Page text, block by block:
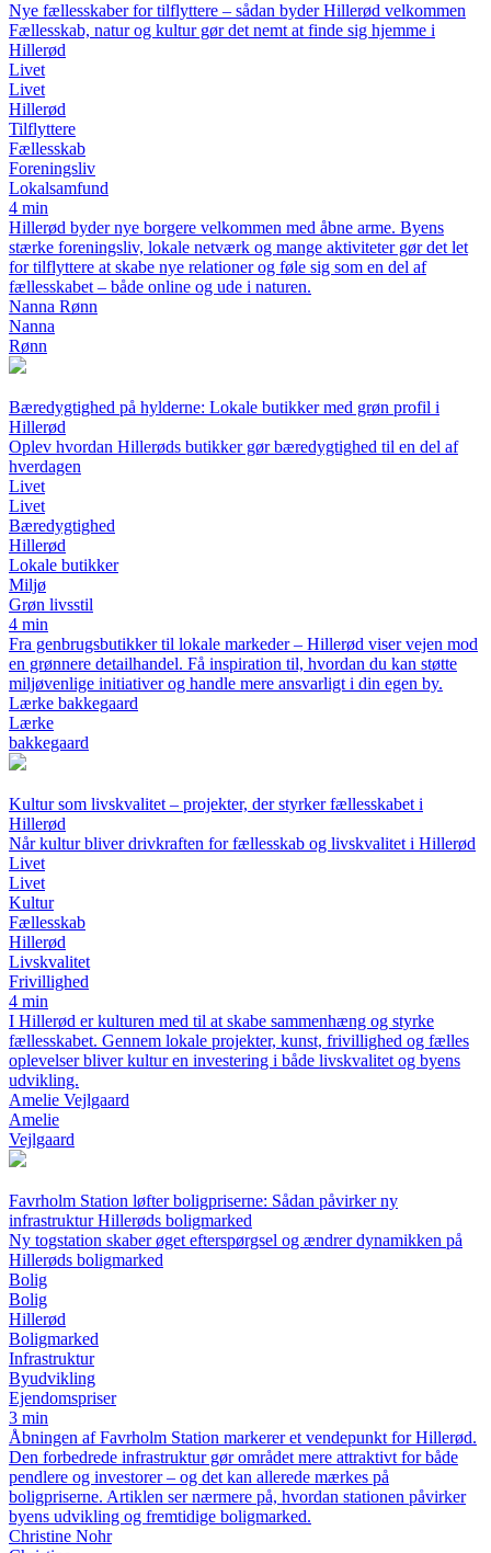
Nye fællesskaber for tilflyttere – sådan byder Hillerød velkommen
Fællesskab, natur og kultur gør det nemt at finde sig hjemme i
Hillerød
Livet
Livet
Hillerød
Tilflyttere
Fællesskab
Foreningsliv
Lokalsamfund
4 min
Hillerød byder nye borgere velkommen med åbne arme. Byens
stærke foreningsliv, lokale netværk og mange aktiviteter gør det let
for tilflyttere at skabe nye relationer og føle sig som en del af
fællesskabet – både online og ude i naturen.
Nanna Rønn
Nanna
Rønn
Bæredygtighed på hylderne: Lokale butikker med grøn profil i
Hillerød
Oplev hvordan Hillerøds butikker gør bæredygtighed til en del af
hverdagen
Livet
Livet
Bæredygtighed
Hillerød
Lokale butikker
Miljø
Grøn livsstil
4 min
Fra genbrugsbutikker til lokale markeder – Hillerød viser vejen mod
en grønnere detailhandel. Få inspiration til, hvordan du kan støtte
miljøvenlige initiativer og handle mere ansvarligt i din egen by.
Lærke bakkegaard
Lærke
bakkegaard
Kultur som livskvalitet – projekter, der styrker fællesskabet i
Hillerød
Når kultur bliver drivkraften for fællesskab og livskvalitet i Hillerød
Livet
Livet
Kultur
Fællesskab
Hillerød
Livskvalitet
Frivillighed
4 min
I Hillerød er kulturen med til at skabe sammenhæng og styrke
fællesskabet. Gennem lokale projekter, kunst, frivillighed og fælles
oplevelser bliver kultur en investering i både livskvalitet og byens
udvikling.
Amelie Vejlgaard
Amelie
Vejlgaard
Favrholm Station løfter boligpriserne: Sådan påvirker ny
infrastruktur Hillerøds boligmarked
Ny togstation skaber øget efterspørgsel og ændrer dynamikken på
Hillerøds boligmarked
Bolig
Bolig
Hillerød
Boligmarked
Infrastruktur
Byudvikling
Ejendomspriser
3 min
Åbningen af Favrholm Station markerer et vendepunkt for Hillerød.
Den forbedrede infrastruktur gør området mere attraktivt for både
pendlere og investorer – og det kan allerede mærkes på
boligpriserne. Artiklen ser nærmere på, hvordan stationen påvirker
byens udvikling og fremtidige boligmarked.
Christine Nohr